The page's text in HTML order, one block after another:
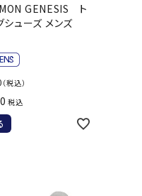
レーボール
ボールシューズ
ールウェア
バレーボール）
品（バレーボール）
le coq
sporti
Marm
GENESIS ト
シューズ メンズ
（税込）
税込